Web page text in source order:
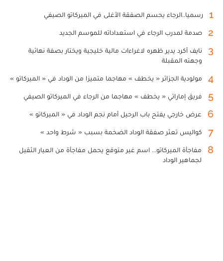
1 رسميا..الرجاء يحسم الصفقة الأغلى في الميركاتو الصيفي
2 صدمة لمدرب الرجاء في استعداداته للموسم الجديد
3
نايف أكرد يدير ظهره لاغراءات مالية خليجية ويختار بصفة نهائية
وجهته المقبلة
4 مولودية الجزائر « يخطف » مهاجما متميزا من الوداد في « الميركاتو »
5 فريق إماراتي « يخطف » مهاجما من الرجاء في الميركاتو الصيفي
6 عرض خارجي يفتح باب الرحيل أمام نجم الوداد في « الميركاتو »
7 كواليس تعثر صفقة الوداد الضخمة بسبب « شرط واحد »
8
مفاجأة الميركاتو... اسم غير متوقع يحمل مفاجأة من العيار الثقيل
لجماهير الوداد